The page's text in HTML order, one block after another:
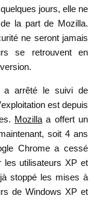
jours, elle ne
la part de Mozilla.
ne seront jamais
se retrouvent en
a arrêté le suivi de
est depuis
Mozilla a offert un
soit 4 ans
Chrome a cessé
les utilisateurs XP et
stoppé les mises à
de Windows XP et